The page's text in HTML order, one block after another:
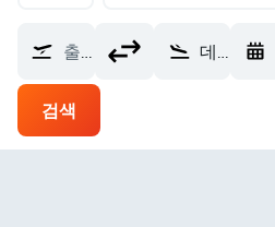
출발지 데라 가지 칸 데라가지칸 국제공항 (DEA)
검색